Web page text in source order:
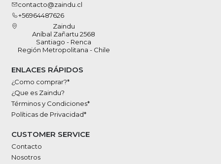
contacto@zaindu.cl
+56964487626
Zaindu
Aníbal Zañartu 2568
Santiago - Renca
Región Metropolitana - Chile
ENLACES RÁPIDOS
¿Como comprar?*
¿Que es Zaindu?
Términos y Condiciones*
Políticas de Privacidad*
CUSTOMER SERVICE
Contacto
Nosotros